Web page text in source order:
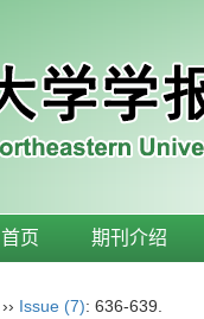
首页 期刊介绍
›› Issue (7): 636-639.